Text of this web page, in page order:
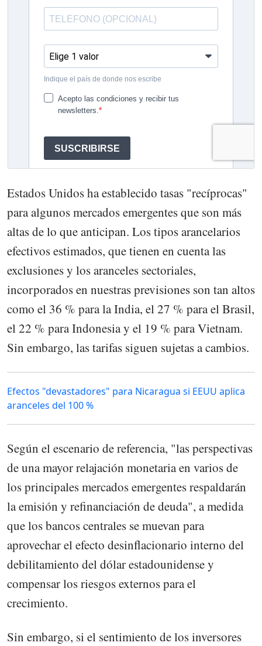
Estados Unidos ha establecido tasas "recíprocas"
para algunos mercados emergentes que son más
altas de lo que anticipan. Los tipos arancelarios
efectivos estimados, que tienen en cuenta las
exclusiones y los aranceles sectoriales,
incorporados en nuestras previsiones son tan altos
como el 36 % para la India, el 27 % para el Brasil,
el 22 % para Indonesia y el 19 % para Vietnam.
Sin embargo, las tarifas siguen sujetas a cambios.
Efectos "devastadores" para Nicaragua si EEUU aplica
aranceles del 100 %
Según el escenario de referencia, "las perspectivas
de una mayor relajación monetaria en varios de
los principales mercados emergentes respaldarán
la emisión y refinanciación de deuda", a medida
que los bancos centrales se muevan para
aprovechar el efecto desinflacionario interno del
debilitamiento del dólar estadounidense y
compensar los riesgos externos para el
crecimiento.
Sin embargo, si el sentimiento de los inversores